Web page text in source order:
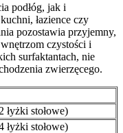
podłóg, jak i
łazience czy
pozostawia przyjemny,
czystości i
surfaktantach, nie
zwierzęcego.
łyżki stołowe)
łyżki stołowe)